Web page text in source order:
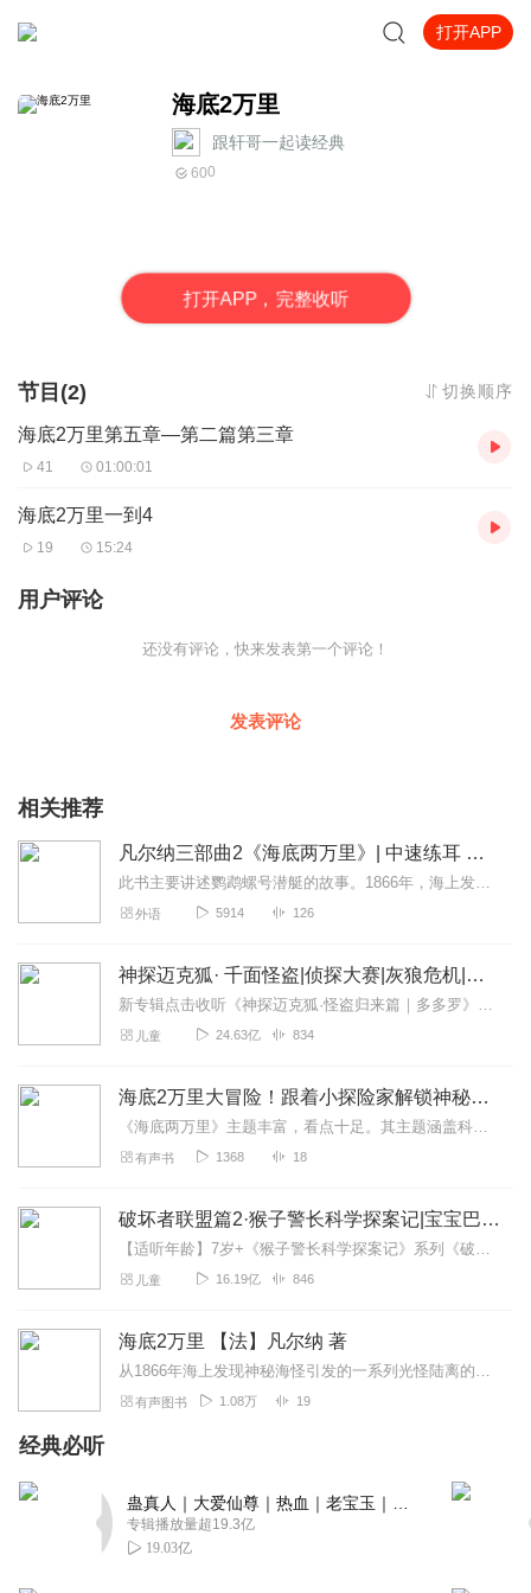
打开APP
海底2万里
跟轩哥一起读经典
600
打开APP，完整收听
节目(2) 切换顺序
海底2万里第五章—第二篇第三章
41 01:00:01
海底2万里一到4
19 15:24
用户评论
还没有评论，快来发表第一个评论！
发表评论
相关推荐
凡尔纳三部曲2《海底两万里》| 中速练耳 英文字幕
此书主要讲述鹦鹉螺号潜艇的故事。1866年，海上发现了一只疑似为独角鲸的大怪物，阿龙纳斯教授及仆人康塞尔受邀参加追捕。在追捕过程中，他们与鱼叉手尼德·兰不幸落水...
外语 5914 126
神探迈克狐· 千面怪盗|侦探大赛|灰狼危机|多多罗
新专辑点击收听《神探迈克狐·怪盗归来篇｜多多罗》！！！>>>点击进入主播橱窗购买《神探迈克狐》系列图书吧!<<<多多罗故事【点击前往】收听多多罗其他好玩有趣的故...
儿童 24.63亿 834
海底2万里大冒险！跟着小探险家解锁神秘海洋
《海底两万里》主题丰富，看点十足。其主题涵盖科学探索，展现了人类对未知世界的好奇和勇于探索的精神。还包含反殖民主义，通过尼摩船长反抗压迫、攻击殖民战船的行为，...
有声书 1368 18
破坏者联盟篇2·猴子警长科学探案记|宝宝巴士故事
【适听年龄】7岁+《猴子警长科学探案记》系列《破坏者联盟篇1·猴子警长科学探案记》>>>《破坏者联盟篇2·猴子警长科学探案记》>>>《破坏者联盟篇3·猴子警长科...
儿童 16.19亿 846
海底2万里 【法】凡尔纳 著
从1866年海上发现神秘海怪引发的一系列光怪陆离的故事。。。。
有声图书 1.08万 19
经典必听
专辑播放量超19.3亿
19.03亿